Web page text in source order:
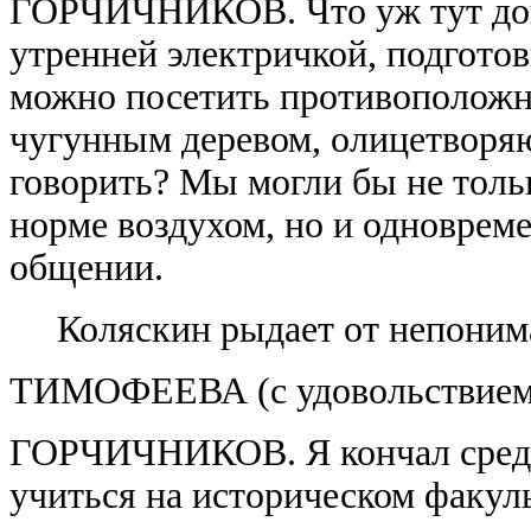
ГОРЧИЧНИКОВ. Что уж тут
утренней электричкой,
можно посетить
чугунным деревом,
говорить? Мы могли бы не
норме воздухом, но и
общении.
Коляскин рыдает от
ТИМОФЕЕВА (с
ГОРЧИЧНИКОВ. Я кончал
учиться на историческом